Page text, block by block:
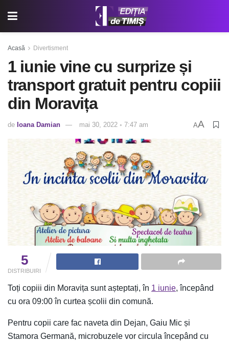
Acasă Divertisment
1 iunie vine cu surprize și
transport gratuit pentru copiii
din Moravița
de Ioana Damian mai 30, 2022 ◦ 7:47 am AA
5
DISTRIBUIRI
Toți copiii din Moravița sunt așteptați, în 1 iunie, începând
cu ora 09:00 în curtea școlii din comună.
Pentru copii care fac naveta din Dejan, Gaiu Mic și
Stamora Germană, microbuzele vor circula începând cu